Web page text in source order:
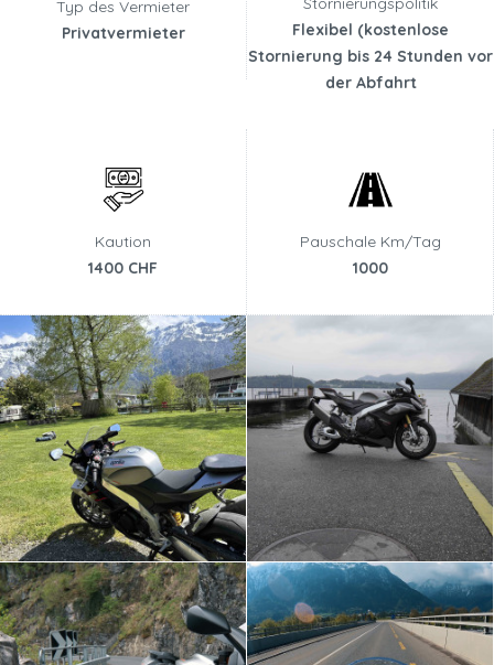
Typ des Vermieter
Privatvermieter
Flexibel (kostenlose
Stornierung bis 24 Stunden vor
der Abfahrt
Kaution
1400 CHF
Pauschale Km/Tag
1000